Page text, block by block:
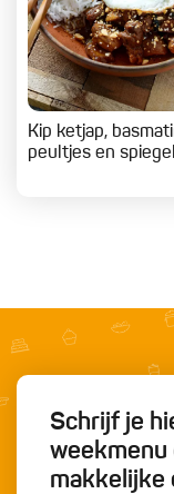
Kip ketjap,
peultjes en
Schrijf je
weekmenu
makkelijke